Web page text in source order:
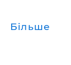
Більше